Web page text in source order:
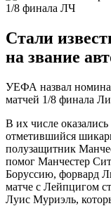
Стали
на звание
УЕФА назвал
матчей 1/8 финала
В их числе
отметившийся
полузащитник
помог Манчестер
Боруссию, форвард
матче с Лейпцигом
Луис Муриэль,